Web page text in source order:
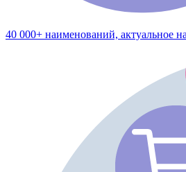
40 000+ наименований, актуальное